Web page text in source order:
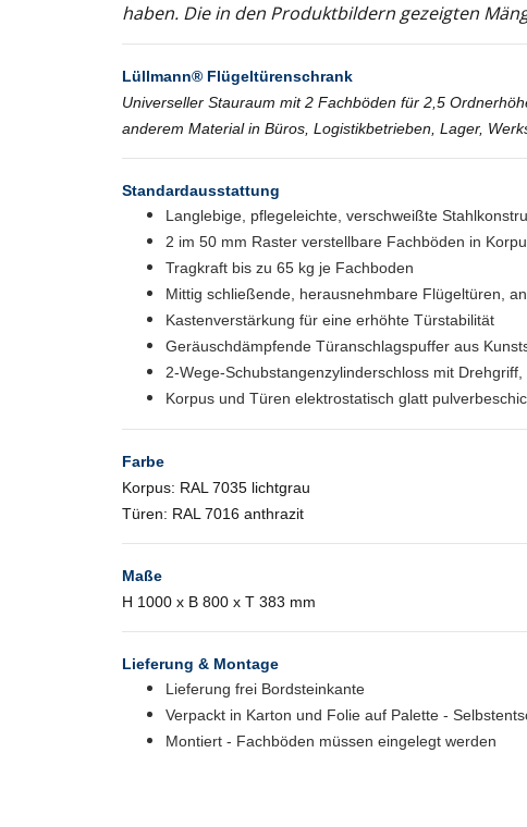
haben. Die in den Produktbildern gezeigten
Lüllmann® Flügeltürenschrank
Universeller Stauraum mit 2 Fachböden für 2,5
anderem Material in Büros, Logistikbetrieben, Lager,
Standardausstattung
Langlebige, pflegeleichte, verschweißte
2 im 50 mm Raster verstellbare Fachböden in
Tragkraft bis zu 65 kg je Fachboden
Mittig schließende, herausnehmbare Flügeltüren,
Kastenverstärkung für eine erhöhte Türstabilität
Geräuschdämpfende Türanschlagspuffer aus
2-Wege-Schubstangenzylinderschloss mit
Korpus und Türen elektrostatisch glatt
Farbe
Korpus: RAL 7035 lichtgrau
Türen: RAL 7016 anthrazit
Maße
H 1000 x B 800 x T 383 mm
Lieferung & Montage
Lieferung frei Bordsteinkante
Verpackt in Karton und Folie auf Palette -
Montiert - Fachböden müssen eingelegt werden